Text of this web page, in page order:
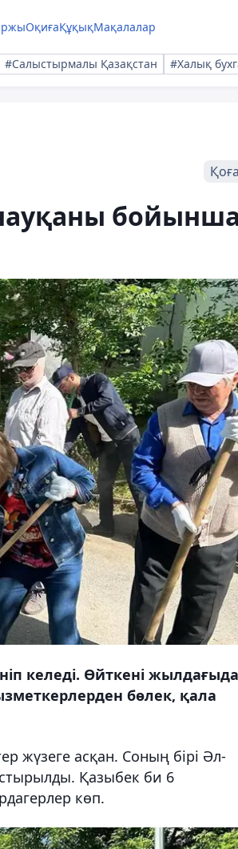
ОқиғаҚұқықМақалалар
#Салыстырмалы Қазақстан #Халық
келеді. Өйткені
бөлек, қала
жүзеге асқан. Соның бірі Әл-
Қазыбек би 6
көп.